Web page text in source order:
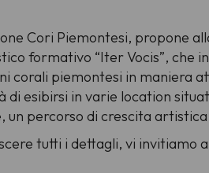
Cori Piemontesi, propone
formativo “Iter Vocis”, che
corali piemontesi in maniera
di esibirsi in varie location
un percorso di crescita
tutti i dettagli, vi invitiamo